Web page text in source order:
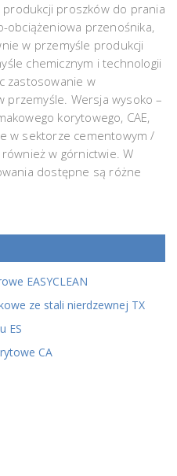
proszków do prania
przenośnika,
w przemyśle produkcji
chemicznym i technologii
zastosowanie w
przemyśle. Wersja wysoko –
korytowego, CAE,
w sektorze cementowym /
w górnictwie. W
dostępne są różne
EASYCLEAN
ze stali nierdzewnej TX
ES
CA